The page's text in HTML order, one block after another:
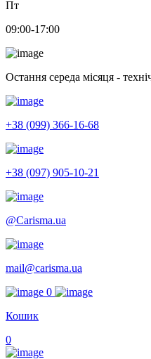
Пт
09:00-17:00
Остання середа місяця -
+38 (099) 366-16-68
+38 (097) 905-10-21
@Carisma.ua
mail@carisma.ua
0
Кошик
0